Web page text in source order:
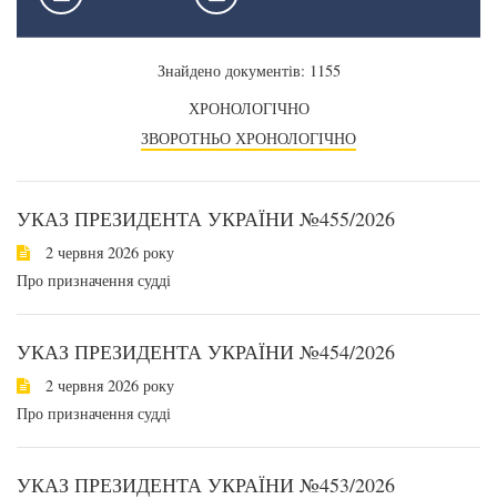
Знайдено документів: 1155
ХРОНОЛОГІЧНО
ЗВОРОТНЬО ХРОНОЛОГІЧНО
УКАЗ ПРЕЗИДЕНТА УКРАЇНИ №455/2026
2 червня 2026 року
Про призначення судді
УКАЗ ПРЕЗИДЕНТА УКРАЇНИ №454/2026
2 червня 2026 року
Про призначення судді
УКАЗ ПРЕЗИДЕНТА УКРАЇНИ №453/2026